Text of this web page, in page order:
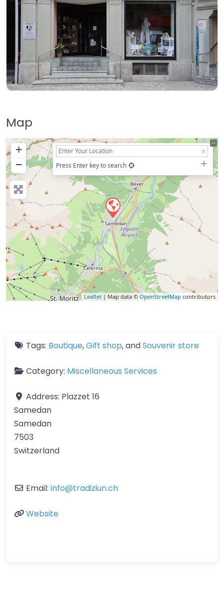
Map
+
−
Press Enter key to search
Leaflet | Map data ©OpenStreetMap contributors
Tags: Boutique,Gift shop, andSouvenir store
Category: Miscellaneous Services
Address: Plazzet 16
Samedan
Samedan
7503
Switzerland
Email: info@tradiziun.ch
Website